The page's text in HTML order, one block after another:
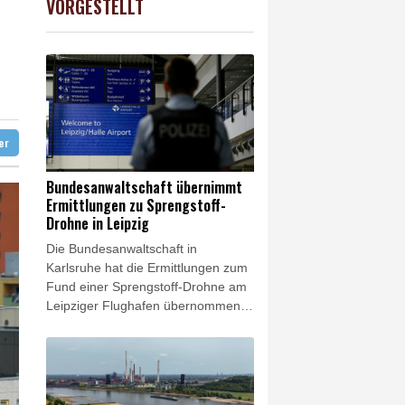
0.1%
VORGESTELLT
Bundesanwaltschaft übernimmt
Ermittlungen zu Sprengstoff-
Drohne in Leipzig
Die Bundesanwaltschaft in
Karlsruhe hat die Ermittlungen zum
Fund einer Sprengstoff-Drohne am
Leipziger Flughafen übernommen.
versuchten Herbeiführens einer
Sprengstoffexplosion und des
gefährlichen Eingriffs in den
Luftverkehr, erklärte die